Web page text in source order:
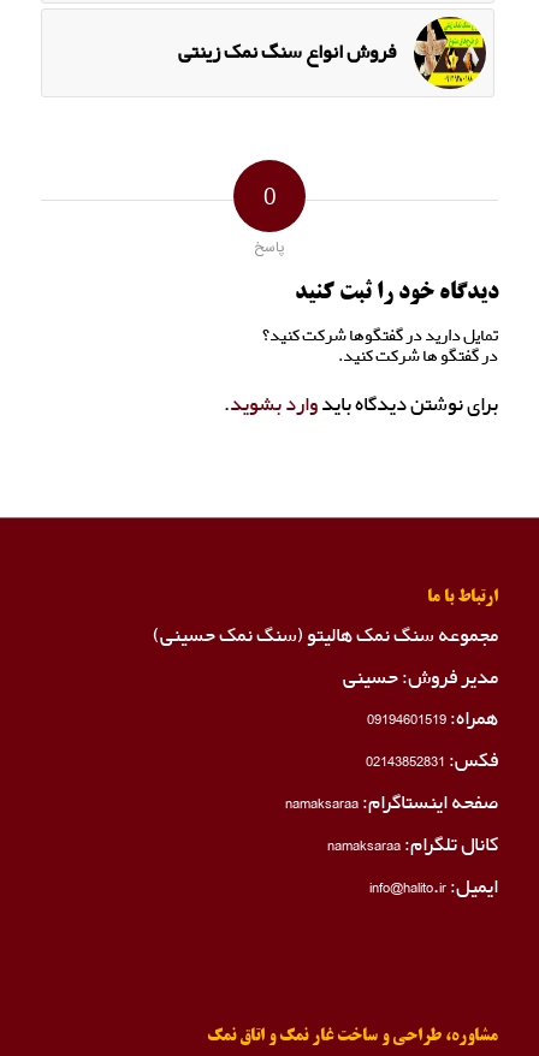
فروش انواع سنگ نمک زینتی
0
پاسخ
دیدگاه خود را ثبت کنید
تمایل دارید در گفتگوها شرکت کنید؟
در گفتگو ها شرکت کنید.
برای نوشتن دیدگاه بایدوارد بشوید.
ارتباط با ما
مجموعه سنگ نمک هالیتو (سنگ نمک حسینی)
مدیر فروش: حسینی
همراه:09194601519
فکس:02143852831
صفحه اینستاگرام:namaksaraa
کانال تلگرام:namaksaraa
ایمیل: info@halito.ir
مشاوره، طراحی و ساخت غار نمک و اتاق نمک